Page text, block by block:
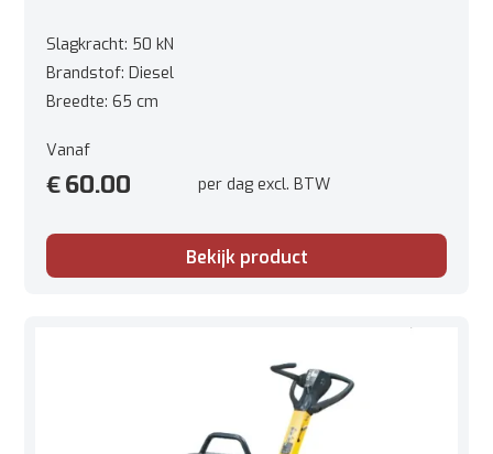
Slagkracht: 50 kN
Brandstof: Diesel
Breedte: 65 cm
Vanaf
€60.00 per dag excl. BTW
Bekijk product